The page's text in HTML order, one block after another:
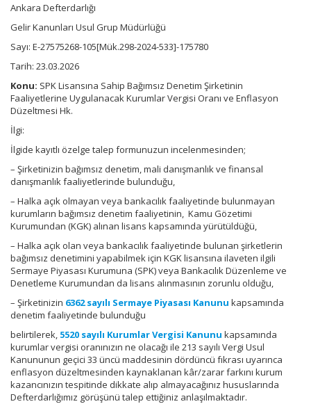
Ankara Defterdarlığı
Gelir Kanunları Usul Grup Müdürlüğü
Sayı: E-27575268-105[Mük.298-2024-533]-175780
Tarih: 23.03.2026
Konu: SPK Lisansına Sahip Bağımsız Denetim Şirketinin
Faaliyetlerine Uygulanacak Kurumlar Vergisi Oranı ve Enflasyon
Düzeltmesi Hk.
İlgi:
İlgide kayıtlı özelge talep formunuzun incelenmesinden;
– Şirketinizin bağımsız denetim, mali danışmanlık ve finansal
danışmanlık faaliyetlerinde bulunduğu,
– Halka açık olmayan veya bankacılık faaliyetinde bulunmayan
kurumların bağımsız denetim faaliyetinin, Kamu Gözetimi
Kurumundan (KGK) alınan lisans kapsamında yürütüldüğü,
– Halka açık olan veya bankacılık faaliyetinde bulunan şirketlerin
bağımsız denetimini yapabilmek için KGK lisansına ilaveten ilgili
Sermaye Piyasası Kurumuna (SPK) veya Bankacılık Düzenleme ve
Denetleme Kurumundan da lisans alınmasının zorunlu olduğu,
– Şirketinizin 6362 sayılı Sermaye Piyasası Kanunu kapsamında
denetim faaliyetinde bulunduğu
belirtilerek, 5520 sayılı Kurumlar Vergisi Kanunu kapsamında
kurumlar vergisi oranınızın ne olacağı ile 213 sayılı Vergi Usul
Kanununun geçici 33 üncü maddesinin dördüncü fıkrası uyarınca
enflasyon düzeltmesinden kaynaklanan kâr/zarar farkını kurum
kazancınızın tespitinde dikkate alıp almayacağınız hususlarında
Defterdarlığımız görüşünü talep ettiğiniz anlaşılmaktadır.